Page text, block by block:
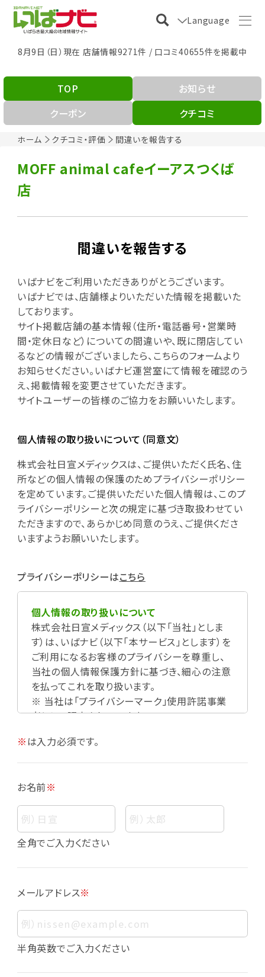
Language
8月9日（日）現在 店舗情報9271件 / 口コミ40655件を掲載中
ホーム クチコミ・評価 間違いを報告する
TOP
お知らせ
クーポン
クチコミ
MOFF animal cafeイーアスつくば
店
間違いを報告する
いばナビをご利用いただきありがとうございます。
いばナビでは、店舗様よりいただいた情報を掲載いた
しております。
サイト掲載店舗の基本情報（住所・電話番号・営業時
間・定休日など）についての間違いや、既に閉店してい
るなどの情報がございましたら、こちらのフォームより
お知らせください。いばナビ運営室にて情報を確認のう
え、掲載情報を変更させていただきます。
サイトユーザーの皆様のご協力をお願いいたします。
個人情報の取り扱いについて（同意文）
株式会社日宣メディックスは、ご提供いただく氏名、住
所などの個人情報の保護のためプライバシーポリシー
を定めています。ご提供いただいた個人情報は、このプ
ライバシーポリシーと次の規定に基づき取扱わせてい
ただきますので、あらかじめ同意のうえ、ご提供くださ
いますようお願いいたします。
プライバシーポリシーはこちら
個人情報の取り扱いについて
株式会社日宣メディックス（以下「当社」としま
す）は、いばナビ（以下「本サービス」とします）を
ご利用になるお客様のプライバシーを尊重し、
当社の個人情報保護方針に基づき、細心の注意
を払ってこれを取り扱います。
※ 当社は「プライバシーマーク」使用許諾事業
者として認定されています。
個人情報
個人情報とは、お客様個人に関する情報であっ
て、当該情報を構成する氏名、住所、電話番号、
す。また、その情報のみでは識別できない場合で
も、他の情報と容易に照合することで、結果的に
お客様個人を識別できるものも個人情報に含ま
れます。
個人情報の利用目的について
※は入力必須です。
お名前※
全角でご入力ください
メールアドレス※
半角英数でご入力ください